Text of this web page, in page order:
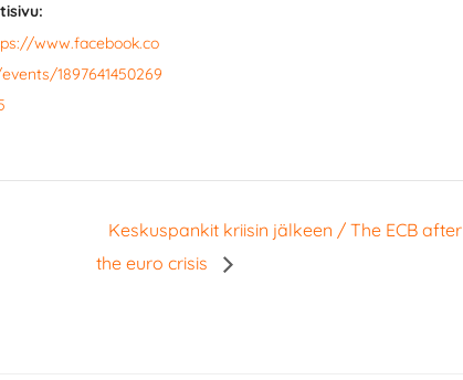
www.facebook.co
1897641450269
Keskuspankit kriisin jälkeen / The ECB after
the euro crisis